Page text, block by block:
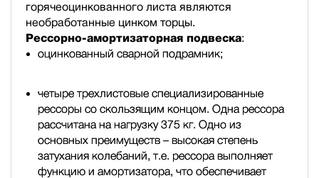
горячеоцинкованного листа являются
необработанные цинком торцы.
Рессорно-амортизаторная подвеска:
оцинкованный сварной подрамник;
четыре трехлистовые специализированные
рессоры со скользящим концом. Одна рессора
рассчитана на нагрузку 375 кг. Одно из
основных преимуществ – высокая степень
затухания колебаний, т.е. рессора выполняет
функцию и амортизатора, что обеспечивает